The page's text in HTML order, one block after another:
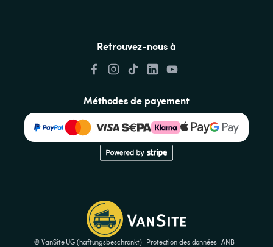
Retrouvez-nous à
Méthodes de payement
© VanSite UG (haftungsbeschränkt) Protection des données ANB